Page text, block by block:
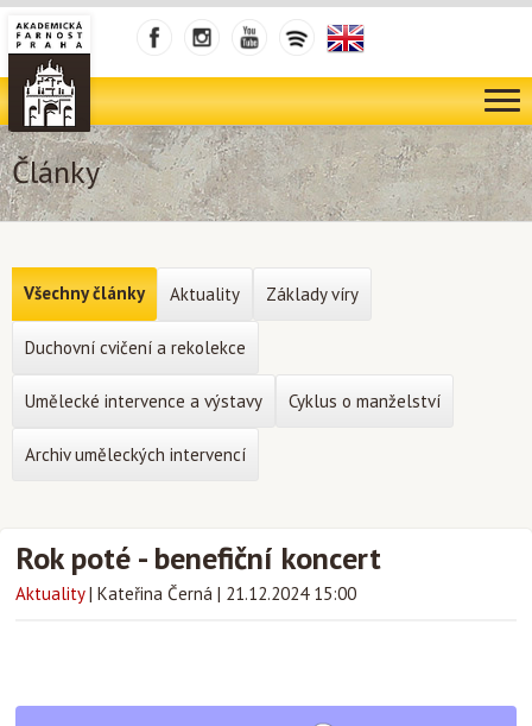
Články
Rok poté - benefiční koncert
Aktuality | Kateřina Černá | 21.12.2024 15:00
Všechny články Aktuality Základy víry
Duchovní cvičení a rekolekce
Umělecké intervence a výstavy Cyklus o manželství
Archiv uměleckých intervencí